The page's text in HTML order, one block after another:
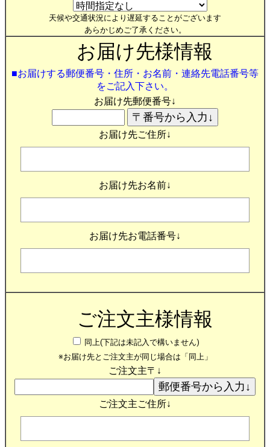
天候や交通状況により遅延することがございます
あらかじめご了承ください。
お届け先様情報
■お届けする郵便番号・住所・お名前・連絡先電話番号等
をご記入下さい。
お届け先郵便番号↓
お届け先ご住所↓
お届け先お名前↓
お届け先お電話番号↓
ご注文主様情報
同上(下記は未記入で構いません)
※お届け先とご注文主が同じ場合は「同上」
ご注文主〒↓
ご注文主ご住所↓